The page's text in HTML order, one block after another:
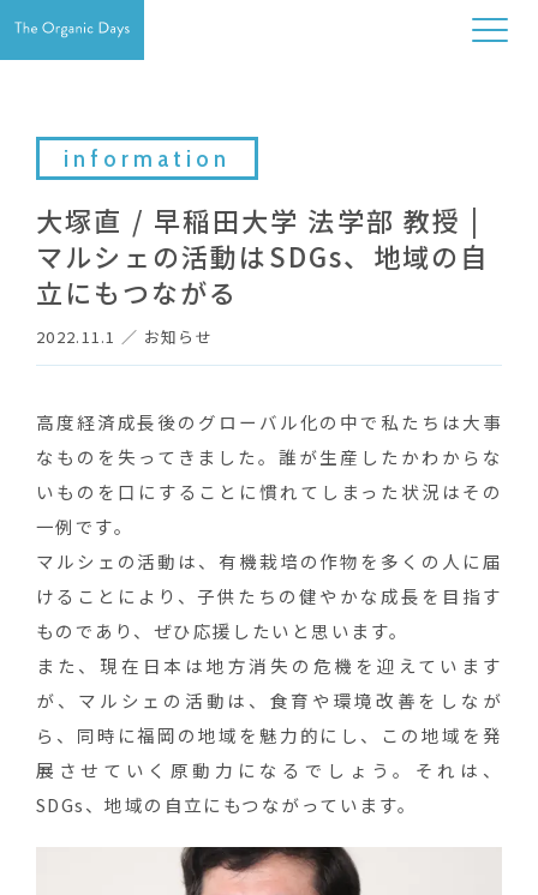
information
大塚直 / 早稲田大学 法学部 教授 |
マルシェの活動はSDGs、地域の自
立にもつながる
2022.11.1 ／ お知らせ
高度経済成長後のグローバル化の中で私たちは大事
なものを失ってきました。誰が生産したかわからな
いものを口にすることに慣れてしまった状況はその
一例です。
マルシェの活動は、有機栽培の作物を多くの人に届
けることにより、子供たちの健やかな成長を目指す
ものであり、ぜひ応援したいと思います。
また、現在日本は地方消失の危機を迎えています
が、マルシェの活動は、食育や環境改善をしなが
ら、同時に福岡の地域を魅力的にし、この地域を発
展させていく原動力になるでしょう。それは、
SDGs、地域の自立にもつながっています。